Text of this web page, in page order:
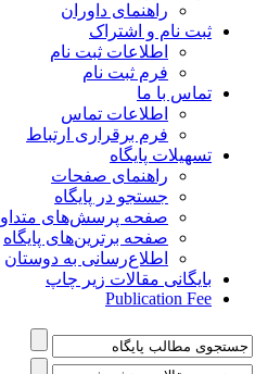
راهنمای داوران
ثبت نام و اشتراک
اطلاعات ثبت نام
فرم ثبت نام
تماس با ما
اطلاعات تماس
فرم برقراری ارتباط
تسهیلات پایگاه
راهنمای صفحات
جستجو در پایگاه
صفحه پرسش‌های متداول
صفحه برترین‌های پایگاه
اطلاع‌رسانی به دوستان
بایگانی مقالات زیر چاپ
Publication Fee